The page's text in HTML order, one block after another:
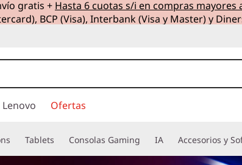
gratis + Hasta 6 cuotas s/i en compras mayores
BCP (Visa), Interbank (Visa y Master) y
Ofertas
Tablets Consolas Gaming IA Accesorios y